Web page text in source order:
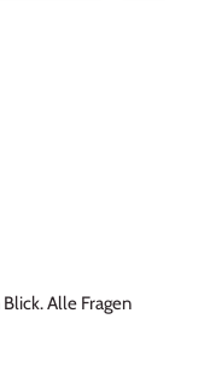
Alle Fragen